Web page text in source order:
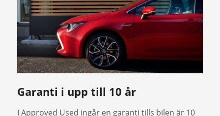
Garanti i upp till 10 år
I Approved Used ingår en garanti tills bilen är 10